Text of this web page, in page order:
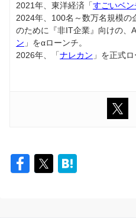
2021年、東洋経済「すごいベ
2024年、100名～数万名規模の
のために『非IT企業』向けの、
ン 」をαローンチ。
2026年、「ナレカン 」を正式ロ